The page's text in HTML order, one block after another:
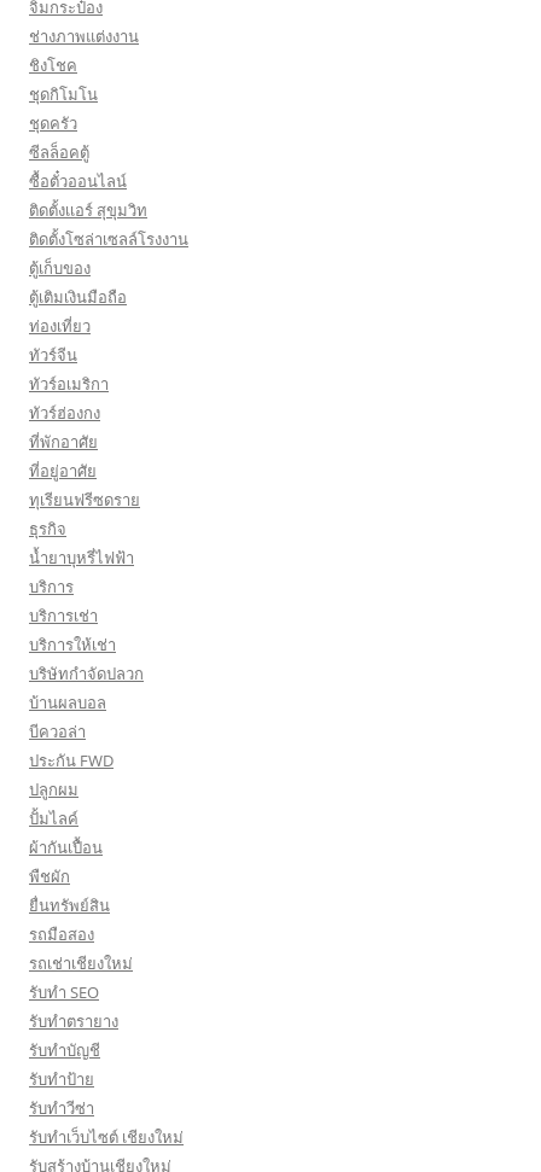
จิ๋มกระป๋อง
ช่างภาพแต่งงาน
ชิงโชค
ชุดกิโมโน
ชุดครัว
ซีลล็อคตู้
ซื้อตั๋วออนไลน์
ติดตั้งเเอร์ สุขุมวิท
ติดตั้งโซล่าเซลล์โรงงาน
ตู้เก็บของ
ตู้เติมเงินมือถือ
ท่องเที่ยว
ทัวร์จีน
ทัวร์อเมริกา
ทัวร์ฮ่องกง
ที่พักอาศัย
ที่อยู่อาศัย
ทุเรียนฟรีซดราย
ธุรกิจ
น้ำยาบุหรี่ไฟฟ้า
บริการ
บริการเช่า
บริการให้เช่า
บริษัทกำจัดปลวก
บ้านผลบอล
บีควอล่า
ประกัน FWD
ปลูกผม
ปั้มไลค์
ผ้ากันเปื้อน
พืชผัก
ยื่นทรัพย์สิน
รถมือสอง
รถเช่าเชียงใหม่
รับทำ SEO
รับทำตรายาง
รับทำบัญชี
รับทำป้าย
รับทำวีซ่า
รับทำเว็บไซต์ เชียงใหม่
รับสร้างบ้านเชียงใหม่